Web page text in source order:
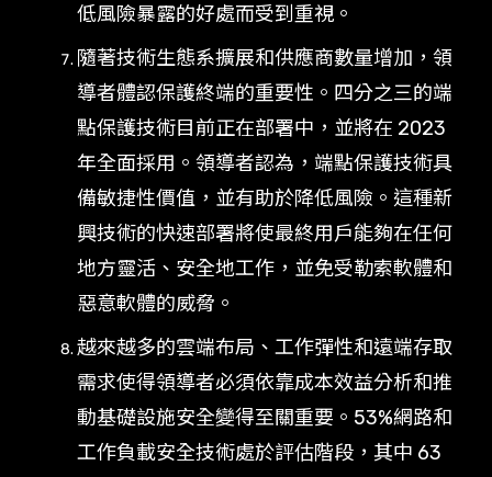
低風險暴露的好處而受到重視。
隨著技術生態系擴展和供應商數量增加，領
導者體認保護終端的重要性。四分之三的端
點保護技術目前正在部署中，並將在 2023
年全面採用。領導者認為，端點保護技術具
備敏捷性價值，並有助於降低風險。這種新
興技術的快速部署將使最終用戶能夠在任何
地方靈活、安全地工作，並免受勒索軟體和
惡意軟體的威脅。
越來越多的雲端布局、工作彈性和遠端存取
需求使得領導者必須依靠成本效益分析和推
動基礎設施安全變得至關重要。53%網路和
工作負載安全技術處於評估階段，其中 63